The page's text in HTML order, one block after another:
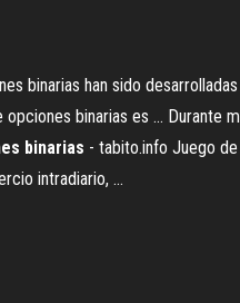
binarias han sido
binarias es ... Durante
binarias - tabito.info Juego
intradiario, ...